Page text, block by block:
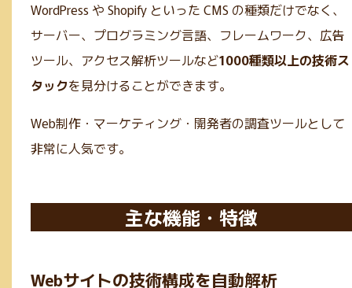
WordPress や Shopify といった CMS の種類だけでなく、
サーバー、プログラミング言語、フレームワーク、広告
ツール、アクセス解析ツールなど1000種類以上の技術ス
タックを見分けることができます。
Web制作・マーケティング・開発者の調査ツールとして
非常に人気です。
主な機能・特徴
Webサイトの技術構成を自動解析